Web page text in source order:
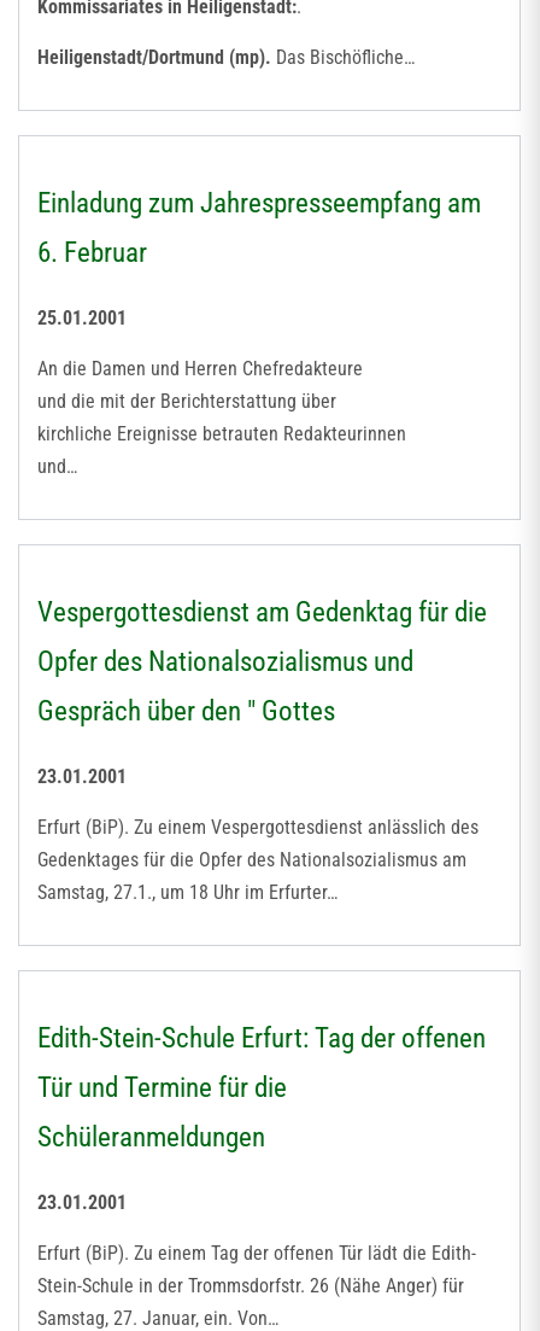
Kommissariates in Heiligenstadt:.
Heiligenstadt/Dortmund (mp). Das Bischöfliche…
Einladung zum Jahrespresseempfang am
6. Februar
25.01.2001
An die Damen und Herren Chefredakteure
und die mit der Berichterstattung über
kirchliche Ereignisse betrauten Redakteurinnen
und…
Vespergottesdienst am Gedenktag für die
Opfer des Nationalsozialismus und
Gespräch über den " Gottes
23.01.2001
Erfurt (BiP). Zu einem Vespergottesdienst anlässlich des
Gedenktages für die Opfer des Nationalsozialismus am
Samstag, 27.1., um 18 Uhr im Erfurter…
Edith-Stein-Schule Erfurt: Tag der offenen
Tür und Termine für die
Schüleranmeldungen
23.01.2001
Erfurt (BiP). Zu einem Tag der offenen Tür lädt die Edith-
Stein-Schule in der Trommsdorfstr. 26 (Nähe Anger) für
Samstag, 27. Januar, ein. Von…